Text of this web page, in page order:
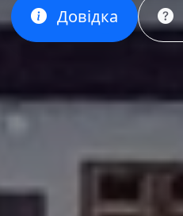
Довідка